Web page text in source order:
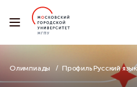
Олимпиады Профиль Русский язык